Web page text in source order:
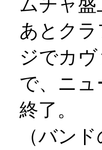
ムチャ
あとク
ジでカ
で、ニ
終了。
（バン